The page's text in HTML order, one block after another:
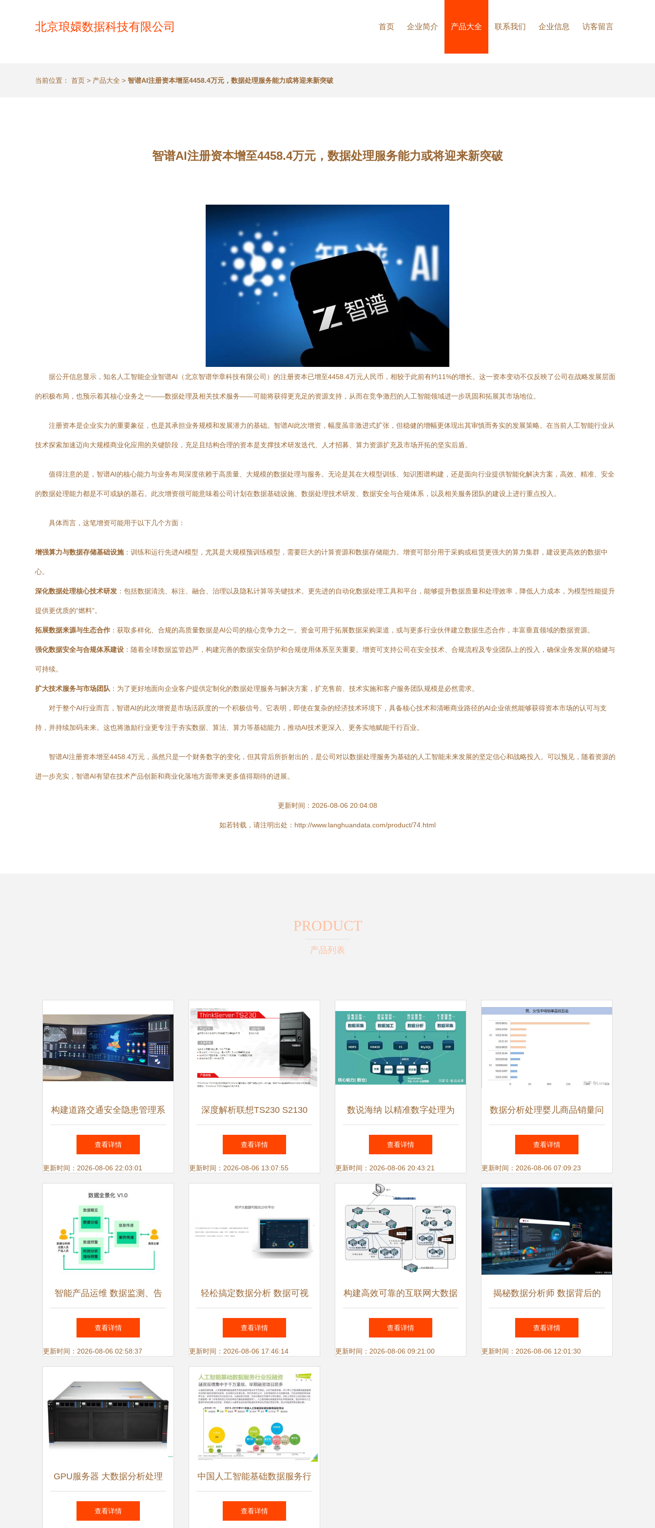
北京琅嬛数据科技有限公司 首页 企业简介 产品大全 联系我们 企业信息 访客留言
当前位置： 首页 > 产品大全 > 智谱AI注册资本增至4458.4万元，数据处理服务能力或将迎来新突破
智谱AI注册资本增至4458.4万元，数据处理服务能力或将迎来新突破
据公开信息显示，知名人工智能企业智谱AI（北京智谱华章科技有限公司）的注册资本已增至4458.4万元人民币，相较于此前有约11%的增长。这一资本变动不仅反映了公司在战略发展层面
的积极布局，也预示着其核心业务之一——数据处理及相关技术服务——可能将获得更充足的资源支持，从而在竞争激烈的人工智能领域进一步巩固和拓展其市场地位。
注册资本是企业实力的重要象征，也是其承担业务规模和发展潜力的基础。智谱AI此次增资，幅度虽非激进式扩张，但稳健的增幅更体现出其审慎而务实的发展策略。在当前人工智能行业从
技术探索加速迈向大规模商业化应用的关键阶段，充足且结构合理的资本是支撑技术研发迭代、人才招募、算力资源扩充及市场开拓的坚实后盾。
值得注意的是，智谱AI的核心能力与业务布局深度依赖于高质量、大规模的数据处理与服务。无论是其在大模型训练、知识图谱构建，还是面向行业提供智能化解决方案，高效、精准、安全
的数据处理能力都是不可或缺的基石。此次增资很可能意味着公司计划在数据基础设施、数据处理技术研发、数据安全与合规体系，以及相关服务团队的建设上进行重点投入。
具体而言，这笔增资可能用于以下几个方面：
增强算力与数据存储基础设施：训练和运行先进AI模型，尤其是大规模预训练模型，需要巨大的计算资源和数据存储能力。增资可部分用于采购或租赁更强大的算力集群，建设更高效的数据中
心。
深化数据处理核心技术研发 ：包括数据清洗、标注、融合、治理以及隐私计算等关键技术。更先进的自动化数据处理工具和平台，能够提升数据质量和处理效率，降低人力成本，为模型性能提升
提供更优质的“燃料”。
拓展数据来源与生态合作 ：获取多样化、合规的高质量数据是AI公司的核心竞争力之一。资金可用于拓展数据采购渠道，或与更多行业伙伴建立数据生态合作，丰富垂直领域的数据资源。
强化数据安全与合规体系建设 ：随着全球数据监管趋严，构建完善的数据安全防护和合规使用体系至关重要。增资可支持公司在安全技术、合规流程及专业团队上的投入，确保业务发展的稳健与
可持续。
扩大技术服务与市场团队 ：为了更好地面向企业客户提供定制化的数据处理服务与解决方案，扩充售前、技术实施和客户服务团队规模是必然需求。
对于整个AI行业而言，智谱AI的此次增资是市场活跃度的一个积极信号。它表明，即使在复杂的经济技术环境下，具备核心技术和清晰商业路径的AI企业依然能够获得资本市场的认可与支
持，并持续加码未来。这也将激励行业更专注于夯实数据、算法、算力等基础能力，推动AI技术更深入、更务实地赋能千行百业。
智谱AI注册资本增至4458.4万元，虽然只是一个财务数字的变化，但其背后所折射出的，是公司对以数据处理服务为基础的人工智能未来发展的坚定信心和战略投入。可以预见，随着资源的
进一步充实，智谱AI有望在技术产品创新和商业化落地方面带来更多值得期待的进展。
更新时间：2026-08-06 20:04:08
如若转载，请注明出处：http://www.langhuandata.com/product/74.html
PRODUCT
产品列表
构建道路交通安全隐患管理系
统的数据处理服务体系
查看详情
更新时间：2026-08-06 22:03:01
深度解析联想TS230 S2130
企业级数据处理服务的理想之
选
查看详情
更新时间：2026-08-06 13:07:55
数说海纳 以精准数字处理为
企业破局与赋能
查看详情
更新时间：2026-08-06 20:43:21
数据分析处理婴儿商品销量问
题的关键——数据处理服务
查看详情
更新时间：2026-08-06 07:09:23
智能产品运维 数据监测、告
警分析与邮件通知一体化解码
查看详情
更新时间：2026-08-06 02:58:37
轻松搞定数据分析 数据可视
化赛道头部产品与数据处理服
务盘点
查看详情
更新时间：2026-08-06 17:46:14
构建高效可靠的互联网大数据
处理系统 全方位解决方案与
服务实践
查看详情
更新时间：2026-08-06 09:21:00
揭秘数据分析师 数据背后的
策略专家
查看详情
更新时间：2026-08-06 12:01:30
GPU服务器 大数据分析处理
的幕后英雄
查看详情
中国人工智能基础数据服务行
业报告 数据处理服务的现
查看详情